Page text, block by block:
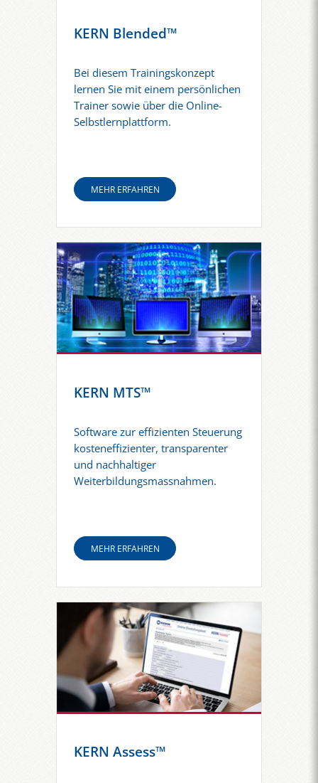
KERN Blended™
Bei diesem Trainingskonzept
lernen Sie mit einem persönlichen
Trainer sowie über die Online-
Selbstlernplattform.
MEHR ERFAHREN
KERN MTS™
Software zur effizienten Steuerung
kosteneffizienter, transparenter
und nachhaltiger
Weiterbildungsmassnahmen.
MEHR ERFAHREN
KERN Assess™